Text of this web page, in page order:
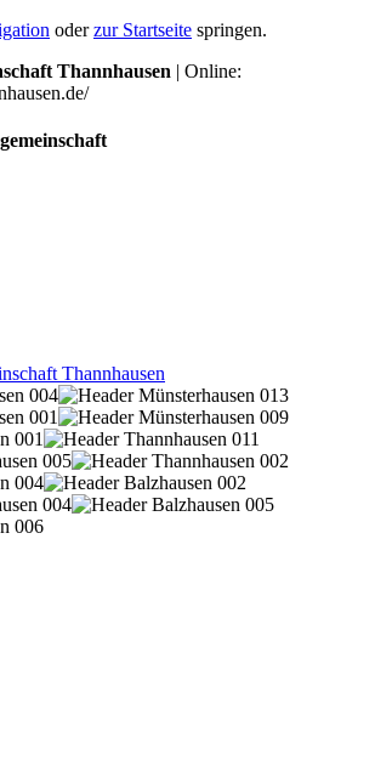
oderzur Startseite springen.
Thannhausen | Online: